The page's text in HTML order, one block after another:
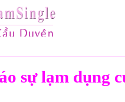
sự lạm dụng